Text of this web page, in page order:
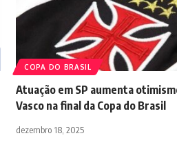
COPA DO BRASIL
Atuação em SP aumenta
Vasco na final da Copa do Brasil
dezembro 18, 2025